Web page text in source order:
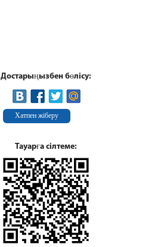
Достарыңызбен бөлісу:
Хатпен жіберу
Тауарға сілтеме: